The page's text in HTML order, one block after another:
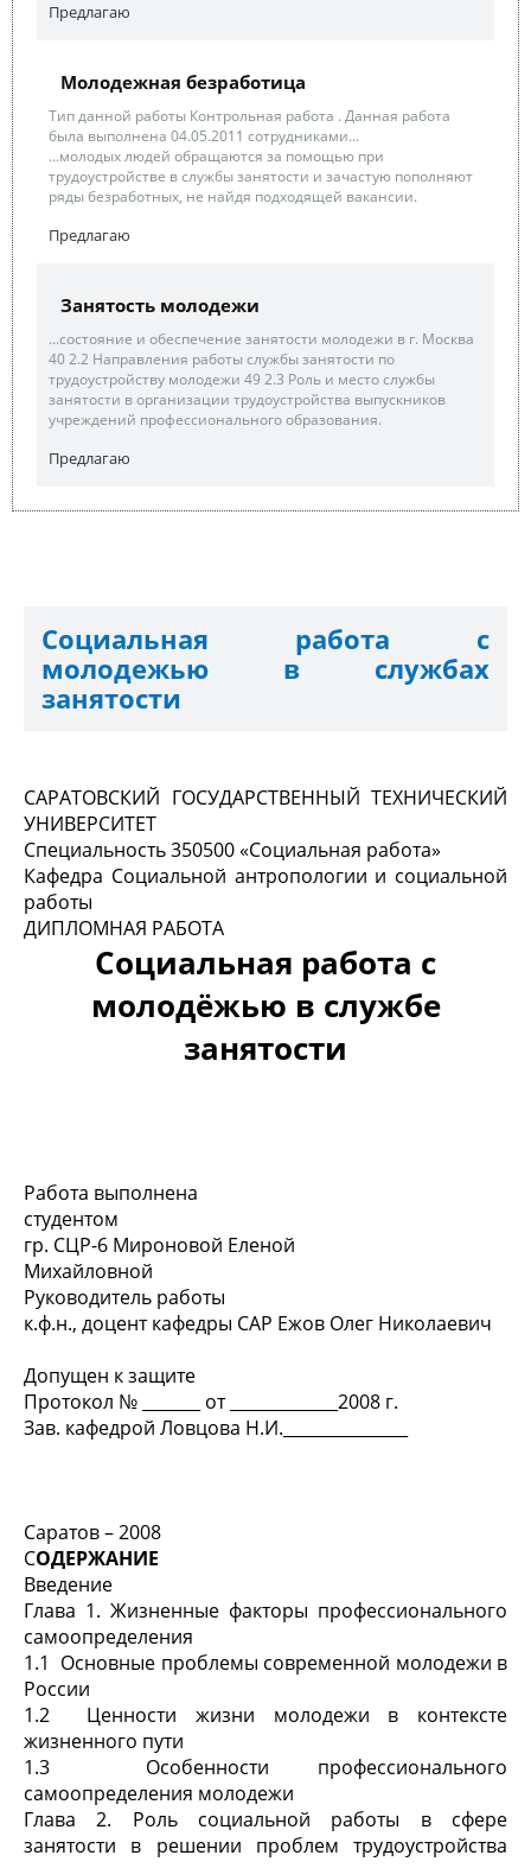
Предлагаю
Молодежная безработица
Тип данной работы Контрольная работа . Данная работа
была выполнена 04.05.2011 сотрудниками...
...молодых людей обращаются за помощью при
трудоустройстве в службы занятости и зачастую пополняют
ряды безработных, не найдя подходящей вакансии.
Предлагаю
Занятость молодежи
...состояние и обеспечение занятости молодежи в г. Москва
40 2.2 Направления работы службы занятости по
трудоустройству молодежи 49 2.3 Роль и место службы
занятости в организации трудоустройства выпускников
учреждений профессионального образования.
Предлагаю
Социальная работа с
молодежью в службах
занятости
САРАТОВСКИЙ ГОСУДАРСТВЕННЫЙ ТЕХНИЧЕСКИЙ
УНИВЕРСИТЕТ
Специальность 350500 «Социальная работа»
Кафедра Социальной антропологии и социальной
работы
ДИПЛОМНАЯ РАБОТА
Социальная работа с
молодёжью в службе
занятости
Работа выполнена
студентом
гр. СЦР-6 Мироновой Еленой
Михайловной
Руководитель работы
к.ф.н., доцент кафедры САР Ежов Олег Николаевич
Допущен к защите
Протокол № _______ от _____________2008 г.
Зав. кафедрой Ловцова Н.И._______________
Саратов – 2008
СОДЕРЖАНИЕ
Введение
Глава 1. Жизненные факторы профессионального
самоопределения
1.1 Основные проблемы современной молодежи в
России
1.2 Ценности жизни молодежи в контексте
жизненного пути
1.3 Особенности профессионального
самоопределения молодежи
Глава 2. Роль социальной работы в сфере
занятости в решении проблем трудоустройства